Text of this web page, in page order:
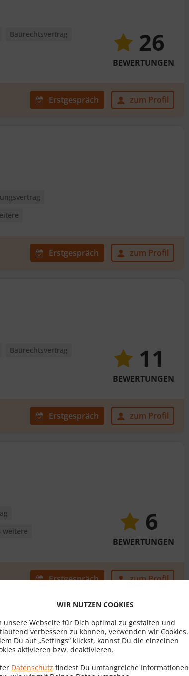
Baurechtsvertrag
26
BEWERTUNGEN
Erstgespräch zum Profil
Erstgespräch zum Profil
Baurechtsvertrag
11
BEWERTUNGEN
Erstgespräch zum Profil
weitere 6
BEWERTUNGEN
Erstgespräch zum Profil
WIR NUTZEN COOKIES
unsere Webseite für Dich optimal zu gestalten und
verbessern zu können, verwenden wir Cookies.
Du auf „Settings“ klickst, kannst Du die einzelnen
aktivieren bzw. deaktivieren.
Datenschutz findest Du umfangreiche Informationen